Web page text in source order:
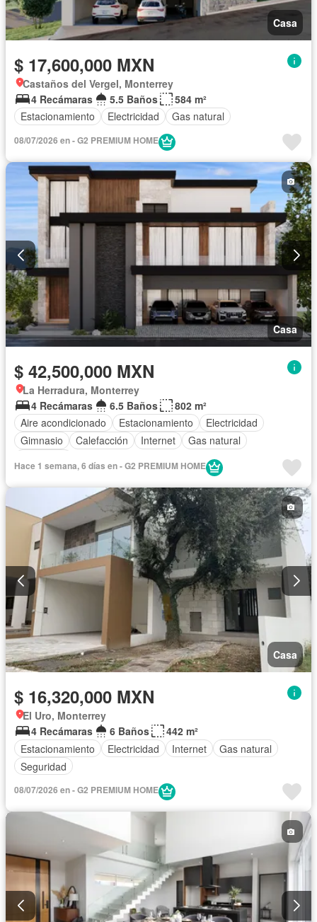
Casa
$ 17,600,000 MXN
Castaños del Vergel, Monterrey
4 Recámaras
5.5 Baños
584 m²
Estacionamiento
Electricidad Gas natural
08/07/2026 en - G2 PREMIUM HOME
Casa
$ 42,500,000 MXN
La Herradura, Monterrey
4 Recámaras
6.5 Baños
802 m²
Aire acondicionado
Estacionamiento
Electricidad
Gimnasio
Calefacción Internet
Gas natural
Hace 1 semana, 6 días en - G2 PREMIUM HOME
Casa
$ 16,320,000 MXN
El Uro, Monterrey
4 Recámaras
6 Baños
442 m²
Estacionamiento
Electricidad Internet
Gas natural
Seguridad
08/07/2026 en - G2 PREMIUM HOME